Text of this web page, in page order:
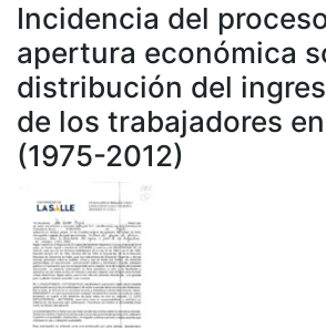
Incidencia del
apertura económica
distribución del
de los trabajadores
(1975-2012)